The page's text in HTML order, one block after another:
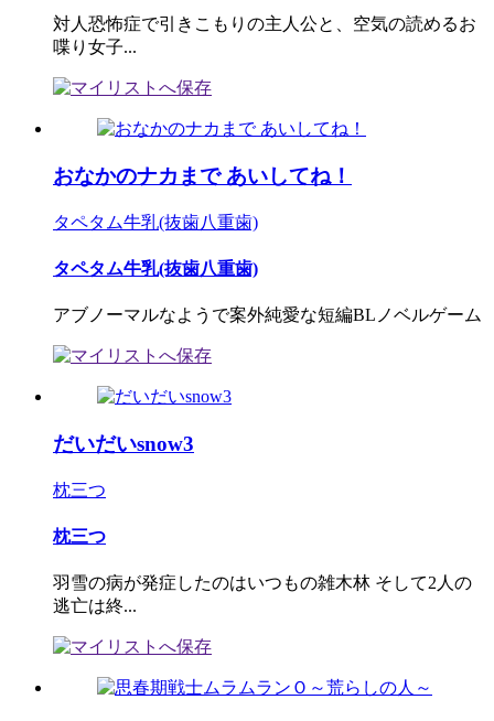
対人恐怖症で引きこもりの主人公と、空気の読めるお
喋り女子...
おなかのナカまで あいしてね！
タペタム牛乳(抜歯八重歯)
タペタム牛乳(抜歯八重歯)
アブノーマルなようで案外純愛な短編BLノベルゲーム
だいだいsnow3
枕三つ
枕三つ
羽雪の病が発症したのはいつもの雑木林 そして2人の
逃亡は終...